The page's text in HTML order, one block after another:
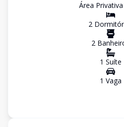
Área Privativa
2
2
1 Suíte
1 Vaga